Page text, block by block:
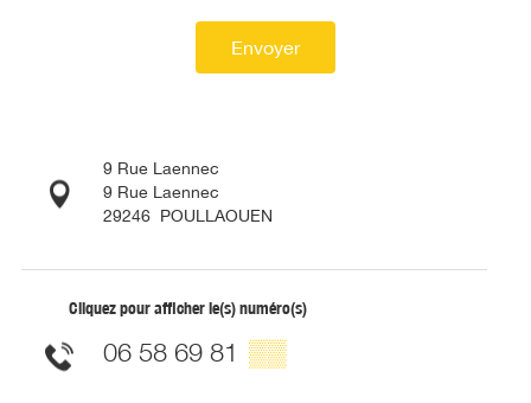
Envoyer
9 Rue Laennec
9 Rue Laennec
29246 POULLAOUEN
Cliquez pour afficher le(s) numéro(s)
06 58 69 81 ▒▒